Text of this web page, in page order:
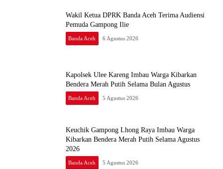
Wakil Ketua DPRK Banda Aceh Terima Audiensi
Pemuda Gampong Ilie
Banda Aceh 6 Agustus 2026
Kapolsek Ulee Kareng Imbau Warga Kibarkan
Bendera Merah Putih Selama Bulan Agustus
Banda Aceh 5 Agustus 2026
Keuchik Gampong Lhong Raya Imbau Warga
Kibarkan Bendera Merah Putih Selama Agustus
2026
Banda Aceh 5 Agustus 2026